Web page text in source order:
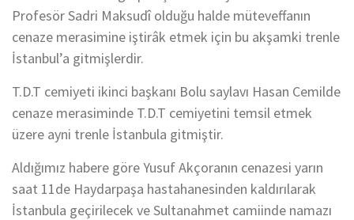
Profesör Sadri Maksudî olduğu halde müteveffanın
cenaze merasimine iştirâk etmek için bu akşamki trenle
İstanbul’a gitmişlerdir.
T.D.T cemiyeti ikinci başkanı Bolu saylavı Hasan Cemilde
cenaze merasiminde T.D.T cemiyetini temsil etmek
üzere ayni trenle İstanbula gitmiştir.
Aldığımız habere göre Yusuf Akçoranın cenazesi yarın
saat 11de Haydarpaşa hastahanesinden kaldırılarak
İstanbula geçirilecek ve Sultanahmet camiinde namazı